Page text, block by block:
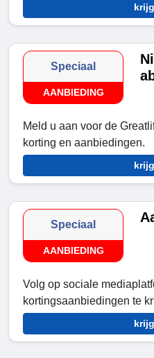
Speciaal
AANBIEDING
Meld u aan voor de
korting en aanbiedingen.
Speciaal
AANBIEDING
Volg op sociale
kortingsaanbiedingen te